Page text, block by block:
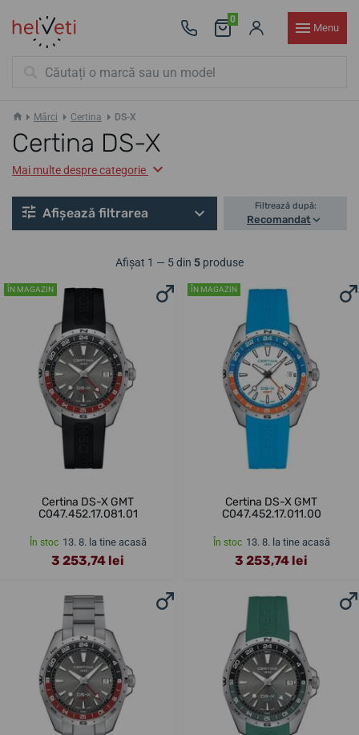
0
Menu
Mărci Certina DS-X
Certina DS-X
Mai multe despre categorie
Afișează filtrarea Filtrează după:
Recomandat
Afișat 1 — 5 din 5 produse
ÎN MAGAZIN
Certina DS-X GMT
C047.452.17.081.01
În stoc 13. 8. la tine acasă
3 253,74 lei
ÎN MAGAZIN
Certina DS-X GMT
C047.452.17.011.00
În stoc 13. 8. la tine acasă
3 253,74 lei